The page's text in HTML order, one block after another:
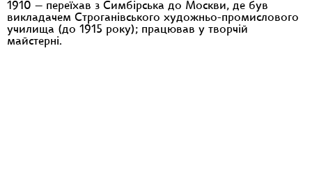
1910 — переїхав з Симбірська до Москви, де був
викладачем Строганівського художньо-промислового
училища (до 1915 року); працював у творчій
майстерні.